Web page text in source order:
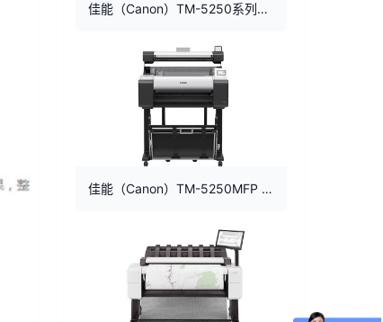
佳能（Canon）TM-5250系列绘图仪A1 A2蓝图打印机
佳能（Canon）TM-5250MFP A1绘图仪 多功能 打印 扫描 复印